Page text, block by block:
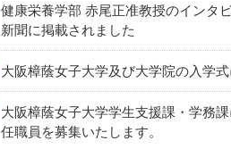
健康栄養学部 赤尾正准教授のインタ
新聞に掲載されました
大阪樟蔭女子大学及び大学院の入学
大阪樟蔭女子大学学生支援課・学務
任職員を募集いたします。